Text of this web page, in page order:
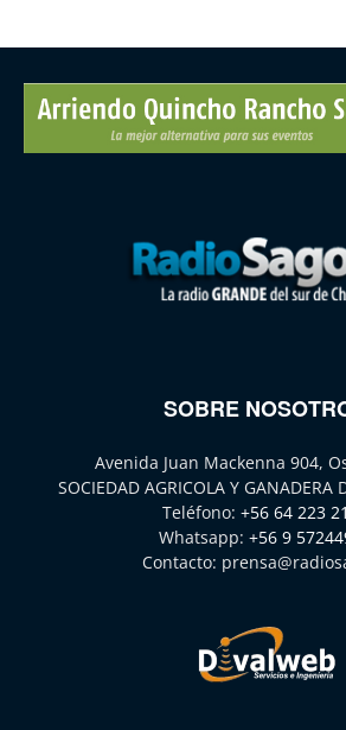
SOBRE
Avenida Juan Mackenna 904,
SOCIEDAD AGRICOLA Y GANADERA
Teléfono: +56 64 223
Whatsapp: +56 9
Contacto: